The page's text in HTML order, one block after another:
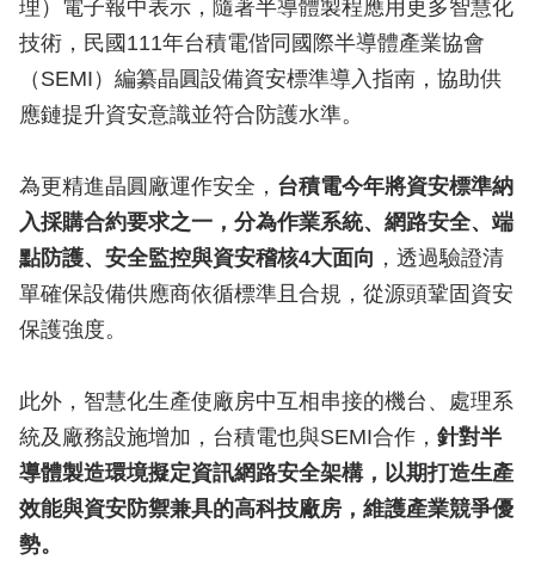
理）電子報中表示，隨著半導體製程應用更多智慧化
技術，民國111年台積電偕同國際半導體產業協會
（SEMI）編纂晶圓設備資安標準導入指南，協助供
應鏈提升資安意識並符合防護水準。
為更精進晶圓廠運作安全， 台積電今年將資安標準納
入採購合約要求之一，分為作業系統、網路安全、端
點防護、安全監控與資安稽核4大面向 ，透過驗證清
單確保設備供應商依循標準且合規，從源頭鞏固資安
保護強度。
此外，智慧化生產使廠房中互相串接的機台、處理系
統及廠務設施增加，台積電也與SEMI合作， 針對半
導體製造環境擬定資訊網路安全架構，以期打造生產
效能與資安防禦兼具的高科技廠房，維護產業競爭優
勢。